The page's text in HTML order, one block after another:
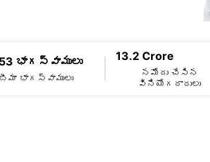
53 భాగస్వాములు
బీమా భాగస్వాములు
13.2 Crore
నమోదు చేసిన
వినియోగదారులు